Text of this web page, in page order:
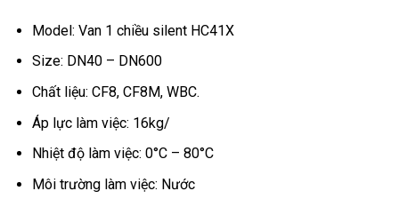
Model: Van 1 chiều silent HC41X
Size: DN40 – DN600
Chất liệu: CF8, CF8M, WBC.
Áp lực làm việc: 16kg/
Nhiệt độ làm việc: 0°C – 80°C
Môi trường làm việc: Nước